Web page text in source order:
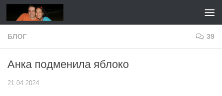
Перейти к содержимому
БЛОГ 39
Анка подменила яблоко
21.04.2024